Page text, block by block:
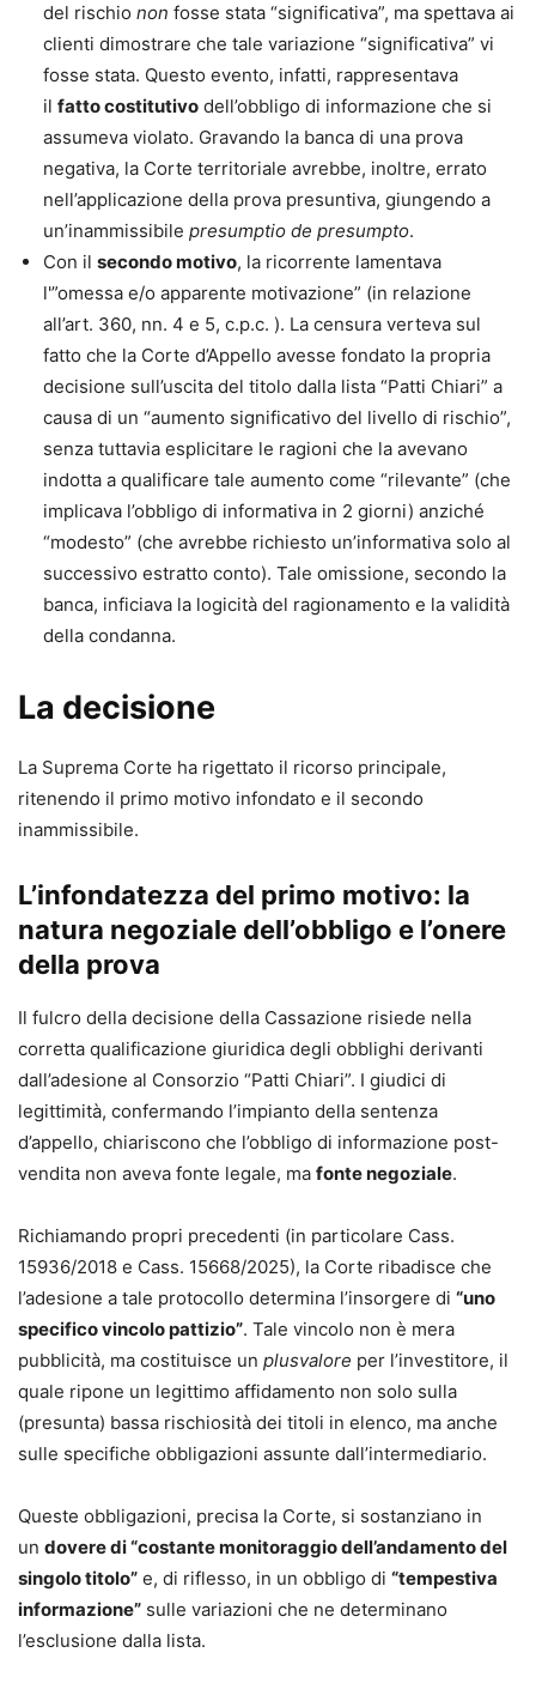
del rischio non fosse stata “significativa”, ma spettava ai
clienti dimostrare che tale variazione “significativa” vi
fosse stata. Questo evento, infatti, rappresentava
il fatto costitutivo dell’obbligo di informazione che si
assumeva violato. Gravando la banca di una prova
negativa, la Corte territoriale avrebbe, inoltre, errato
nell’applicazione della prova presuntiva, giungendo a
un’inammissibile presumptio de presumpto.
Con il secondo motivo, la ricorrente lamentava
l'”omessa e/o apparente motivazione” (in relazione
all’art. 360, nn. 4 e 5, c.p.c. ). La censura verteva sul
fatto che la Corte d’Appello avesse fondato la propria
decisione sull’uscita del titolo dalla lista “Patti Chiari” a
causa di un “aumento significativo del livello di rischio”,
senza tuttavia esplicitare le ragioni che la avevano
indotta a qualificare tale aumento come “rilevante” (che
implicava l’obbligo di informativa in 2 giorni) anziché
“modesto” (che avrebbe richiesto un’informativa solo al
successivo estratto conto). Tale omissione, secondo la
banca, inficiava la logicità del ragionamento e la validità
della condanna.
La decisione
La Suprema Corte ha rigettato il ricorso principale,
ritenendo il primo motivo infondato e il secondo
inammissibile.
L’infondatezza del primo motivo: la
natura negoziale dell’obbligo e l’onere
della prova
Il fulcro della decisione della Cassazione risiede nella
corretta qualificazione giuridica degli obblighi derivanti
dall’adesione al Consorzio “Patti Chiari”. I giudici di
legittimità, confermando l’impianto della sentenza
d’appello, chiariscono che l’obbligo di informazione post-
vendita non aveva fonte legale, ma fonte negoziale.
Richiamando propri precedenti (in particolare Cass.
15936/2018 e Cass. 15668/2025), la Corte ribadisce che
l’adesione a tale protocollo determina l’insorgere di “uno
specifico vincolo pattizio”. Tale vincolo non è mera
pubblicità, ma costituisce un plusvalore per l’investitore, il
quale ripone un legittimo affidamento non solo sulla
(presunta) bassa rischiosità dei titoli in elenco, ma anche
sulle specifiche obbligazioni assunte dall’intermediario.
Queste obbligazioni, precisa la Corte, si sostanziano in
un dovere di “costante monitoraggio dell’andamento del
singolo titolo” e, di riflesso, in un obbligo di “tempestiva
informazione” sulle variazioni che ne determinano
l’esclusione dalla lista.